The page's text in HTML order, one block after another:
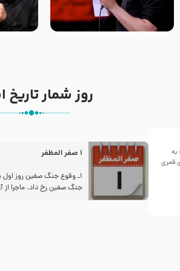
تک ، عبّاس، صاحب دل‌هاست –
حاج حنیف طاهری – عزاداری شب
من
سال ۱۴۴۲هجری قمری
روز شمار تاریخ
1 صفر المظفر
جنگ صفین رخ داد. ماجرا از